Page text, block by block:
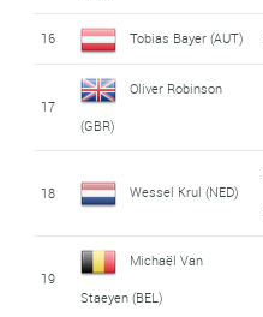
16 Tobias Bayer (AUT)
17
Oliver Robinson
(GBR)
18 Wessel Krul (NED)
19
Michaël Van
Staeyen (BEL)